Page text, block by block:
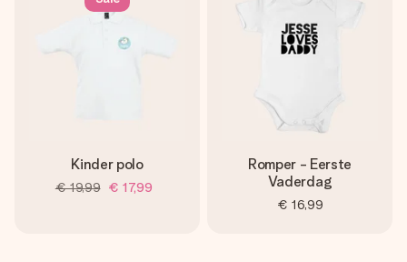
Kinder polo
€ 19,99 € 17,99
Romper - Eerste
Vaderdag
€ 16,99